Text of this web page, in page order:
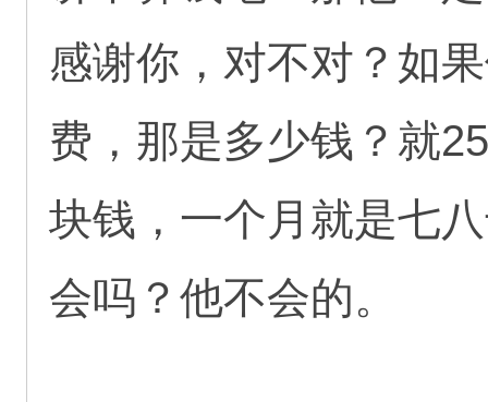
感谢你，对不对？如
费，那是多少钱？就
块钱，一个月就是七
会吗？他不会的。